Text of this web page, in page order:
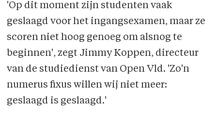
Regels tegen verengelsingvan de
universiteit versoepelen.
Een verplicht stagejaar
voor
beginnende leerkrachten.
'Op dit moment zijn studenten vaak
geslaagd voor het ingangsexamen, maar ze
scoren niet hoog genoeg om alsnog te
beginnen', zegt Jimmy Koppen, directeur
van de studiedienst van Open Vld. 'Zo'n
numerus fixus willen wij niet meer:
geslaagd is geslaagd.'